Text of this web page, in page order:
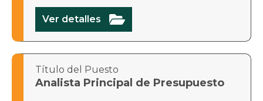
Ver detalles 
Título del Puesto
Analista Principal de Presupuesto